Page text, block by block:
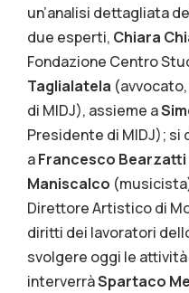
un’analisi dettagliata
due esperti, Chiara
Fondazione Centro
Taglialatela
di MIDJ), assieme a
Presidente di MIDJ); si
aFrancesco Bearzatti
Maniscalco
Direttore Artistico di
diritti dei lavoratori
svolgere oggi le
interverràSpartaco